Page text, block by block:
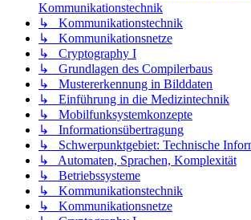
Kommunikationstechnik
↳ Kommunikationstechnik
↳ Kommunikationsnetze
↳ Cryptography I
↳ Grundlagen des Compilerbaus
↳ Mustererkennung in Bilddaten
↳ Einführung in die Medizintechnik
↳ Mobilfunksystemkonzepte
↳ Informationsübertragung
↳ Schwerpunktgebiet: Technische
↳ Automaten, Sprachen, Komplexität
↳ Betriebssysteme
↳ Kommunikationstechnik
↳ Kommunikationsnetze